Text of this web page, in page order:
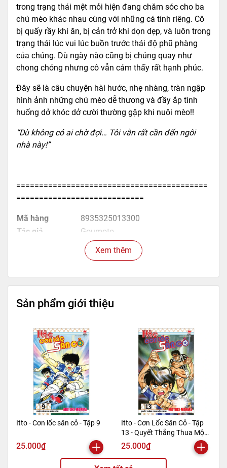
trong trạng thái mệt mỏi hiện đang chăm sóc cho ba
chú mèo khác nhau cùng với những cá tính riêng. Cô
bị quấy rầy khi ăn, bị cản trở khi dọn dẹp, và luôn trong
trạng thái lúc vui lúc buồn trước thái độ phũ phàng
của chúng. Dù ngày nào cũng bị chúng quay như
chong chóng nhưng cô vẫn cảm thấy rất hạnh phúc.
Đây sẽ là câu chuyện hài hước, nhẹ nhàng, tràn ngập
hình ảnh những chú mèo dễ thương và đầy ắp tình
huống dở khóc dở cười thường gặp khi nuôi mèo!!
“Dù không có ai chờ đợi… Tôi vẫn rất cần đến ngôi
nhà này!”
==========================================
============================
Mã hàng
8935325013300
Tác giả
Goumoto
AZ Việt Nam
Dân Trí
Trọng lượng
180gr
Số trang
160
Hình thức
Bìa mềm
Xem thêm
Sản phẩm giới thiệu
Itto - Cơn lốc sân cỏ - Tập 9
25.000₫
Itto - Cơn Lốc Sân Cỏ - Tập
13 - Quyết Thắng Thua Một
Phen!! (Tái Bản 2024)
25.000₫